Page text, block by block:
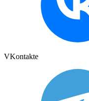
VKontakte